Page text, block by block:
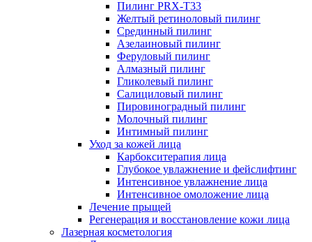
Пилинг PRX-T33
Желтый ретиноловый пилинг
Срединный пилинг
Азелаиновый пилинг
Феруловый пилинг
Алмазный пилинг
Гликолевый пилинг
Салициловый пилинг
Пировиноградный пилинг
Молочный пилинг
Интимный пилинг
Уход за кожей лица
Карбокситерапия лица
Глубокое увлажнение и фейслифтинг
Интенсивное увлажнение лица
Интенсивное омоложение лица
Лечение прыщей
Регенерация и восстановление кожи лица
Лазерная косметология